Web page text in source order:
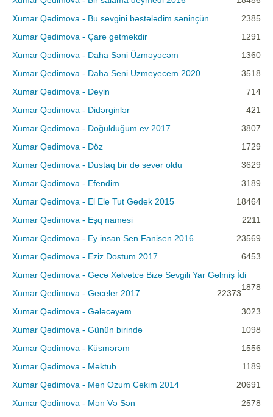
Xumar Qədimova - Bu sevgini bəstələdim səninçün
2385
Xumar Qədimova - Çarə getməkdir
1291
Xumar Qədimova - Daha Səni Üzməyəcəm
1360
Xumar Qedimova - Daha Seni Uzmeyecem 2020
3518
Xumar Qədimova - Deyin
714
Xumar Qədimova - Didərginlər
421
Xumar Qedimova - Doğulduğum ev 2017
3807
Xumar Qədimova - Döz
1729
Xumar Qədimova - Dustaq bir də sevər oldu
3629
Xumar Qədimova - Efendim
3189
Xumar Qedimova - El Ele Tut Gedek 2015
18464
Xumar Qədimova - Eşq naməsi
2211
Xumar Qedimova - Ey insan Sen Fanisen 2016
23569
Xumar Qedimova - Eziz Dostum 2017
6453
Xumar Qədimova - Gecə Xəlvətcə Bizə Sevgili Yar Gəlmiş İdi
1878
Xumar Qedimova - Geceler 2017
22373
Xumar Qədimova - Gələcəyəm
3023
Xumar Qədimova - Günün birində
1098
Xumar Qədimova - Küsmərəm
1556
Xumar Qədimova - Məktub
1189
Xumar Qedimova - Men Ozum Cekim 2014
20691
Xumar Qədimova - Mən Və Sən
2578